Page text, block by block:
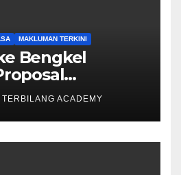
MAKLUMAN TERKINI
Bengkel
Kemasukan
Doktor
TERBILANG ACADEMY